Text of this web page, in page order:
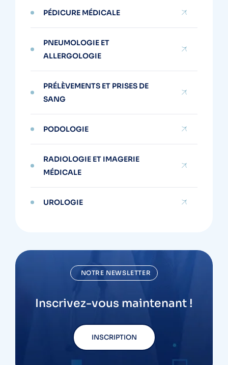
PÉDICURE MÉDICALE
PNEUMOLOGIE ET
ALLERGOLOGIE
PRÉLÈVEMENTS ET PRISES DE
SANG
PODOLOGIE
RADIOLOGIE ET IMAGERIE
MÉDICALE
UROLOGIE
NOTRE NEWSLETTER
Inscrivez-vous maintenant !
INSCRIPTION